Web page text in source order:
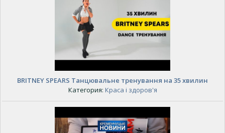
BRITNEY SPEARS Танцювальне тренування на 35 хвилин
Категория: Краса і здоров'я